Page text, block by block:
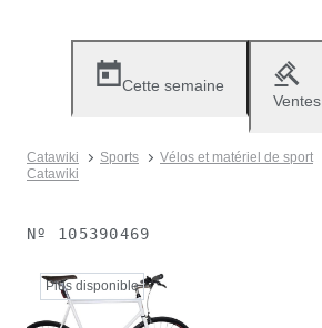
Cette semaine
Ventes
Catawiki Sports Vélos et matériel de sport
Catawiki
Nº 105390469
Plus disponible